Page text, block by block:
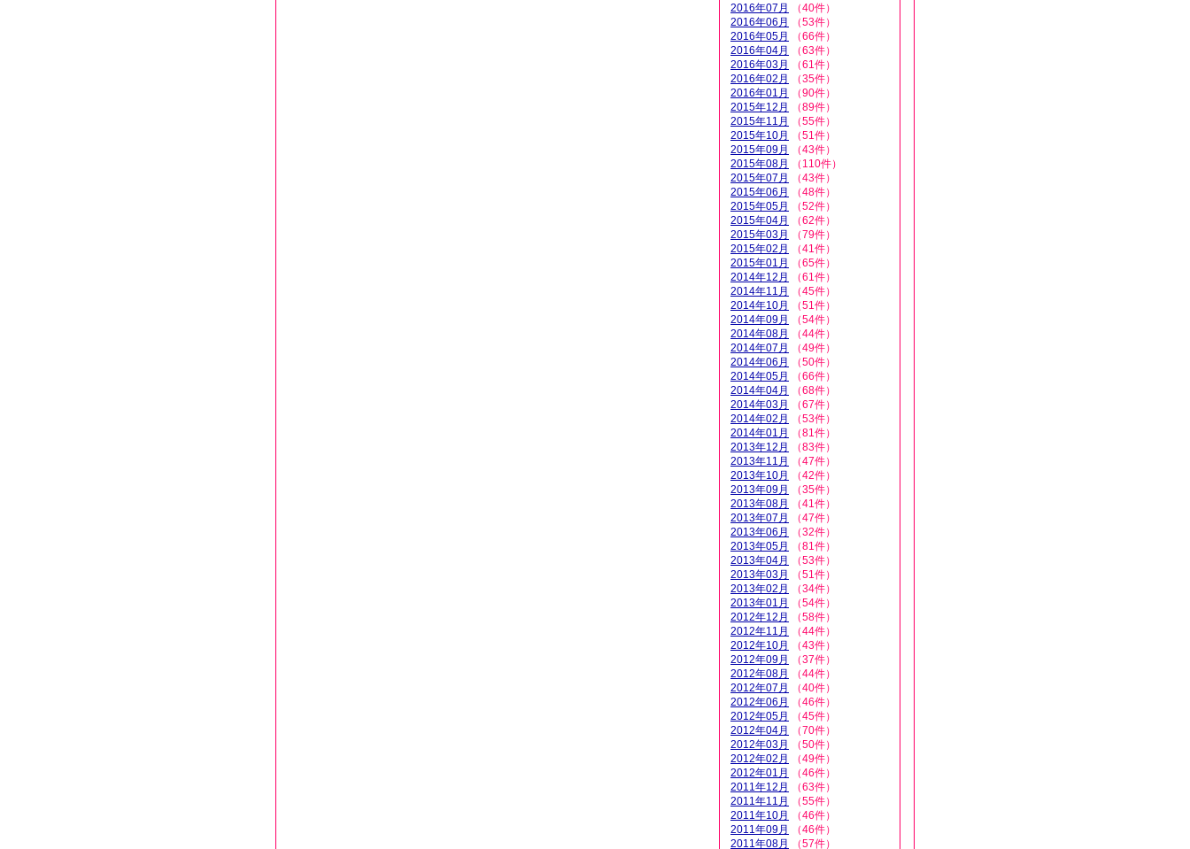
2016年07月
（40件）
2016年06月
（53件）
2016年05月
（66件）
2016年04月
（63件）
2016年03月
（61件）
2016年02月
（35件）
2016年01月
（90件）
2015年12月
（89件）
2015年11月
（55件）
2015年10月
（51件）
2015年09月
（43件）
2015年08月
（110件）
2015年07月
（43件）
2015年06月
（48件）
2015年05月
（52件）
2015年04月
（62件）
2015年03月
（79件）
2015年02月
（41件）
2015年01月
（65件）
2014年12月
（61件）
2014年11月
（45件）
2014年10月
（51件）
2014年09月
（54件）
2014年08月
（44件）
2014年07月
（49件）
2014年06月
（50件）
2014年05月
（66件）
2014年04月
（68件）
2014年03月
（67件）
2014年02月
（53件）
2014年01月
（81件）
2013年12月
（83件）
2013年11月
（47件）
2013年10月
（42件）
2013年09月
（35件）
2013年08月
（41件）
2013年07月
（47件）
2013年06月
（32件）
2013年05月
（81件）
2013年04月
（53件）
2013年03月
（51件）
2013年02月
（34件）
2013年01月
（54件）
2012年12月
（58件）
2012年11月
（44件）
2012年10月
（43件）
2012年09月
（37件）
2012年08月
（44件）
2012年07月
（40件）
2012年06月
（46件）
2012年05月
（45件）
2012年04月
（70件）
2012年03月
（50件）
2012年02月
（49件）
2012年01月
（46件）
2011年12月
（63件）
2011年11月
（55件）
2011年10月
（46件）
2011年09月
（46件）
2011年08月
（57件）